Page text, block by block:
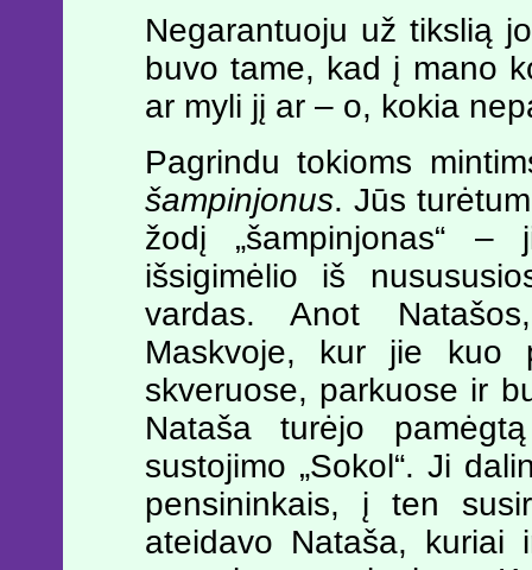
Negarantuoju už tikslią
buvo tame, kad į mano
ar myli jį ar – o, kokia
Pagrindu tokioms
šampinjonus. Jūs
žodį „šampinjonas“ –
išsigimėlio iš
vardas. Anot
Maskvoje, kur jie kuo
skveruose, parkuose ir
Nataša turėjo
sustojimo „Sokol“. Ji
pensininkais, į ten
ateidavo Nataša, kuriai